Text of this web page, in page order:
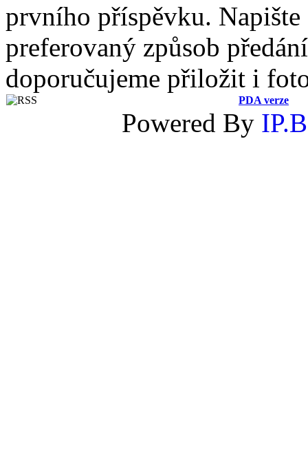
prvního příspěvku.
preferovaný způsob
doporučujeme přiložit i
PDA verze
Powered By